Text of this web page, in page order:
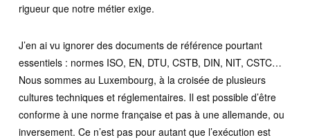
rigueur que notre métier exige.
J’en ai vu ignorer des documents de référence pourtant
essentiels : normes ISO, EN, DTU, CSTB, DIN, NIT, CSTC…
Nous sommes au Luxembourg, à la croisée de plusieurs
cultures techniques et réglementaires. Il est possible d’être
conforme à une norme française et pas à une allemande, ou
inversement. Ce n’est pas pour autant que l’exécution est